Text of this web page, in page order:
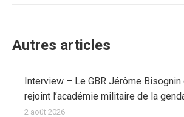
Autres articles
Interview – Le GBR Jérôme Bisognin
rejoint l’académie militaire de la
2 août 2026